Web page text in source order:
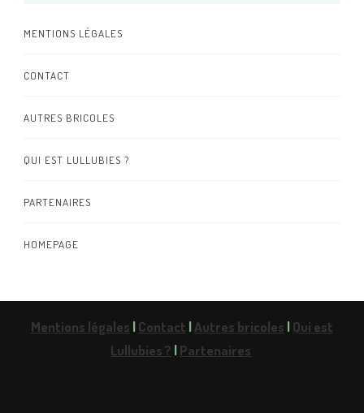
MENTIONS LÉGALES
CONTACT
AUTRES BRICOLES
QUI EST LULLUBIES ?
PARTENAIRES
HOMEPAGE
Mentions légales |Contact |Autres bricoles |Qui est
Lullubies ? |Partenaires